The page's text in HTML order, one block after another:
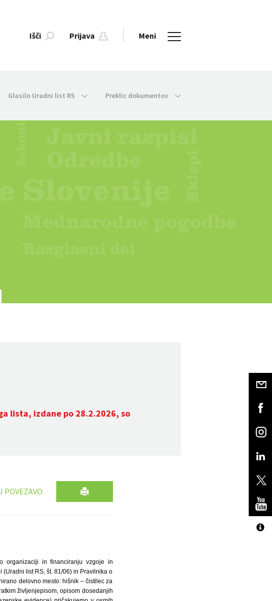
Išči Prijava Meni
Glasilo Uradni list RS Preklic dokumentov
lista, izdane po 28.2.2026, so
POVEZAVO
organizaciji in financiranju vzgoje in
list RS, št. 81/06) in Pravilnika o
delovno mesto: hišnik – čistilec za
življenjepisom, opisom dosedanjih